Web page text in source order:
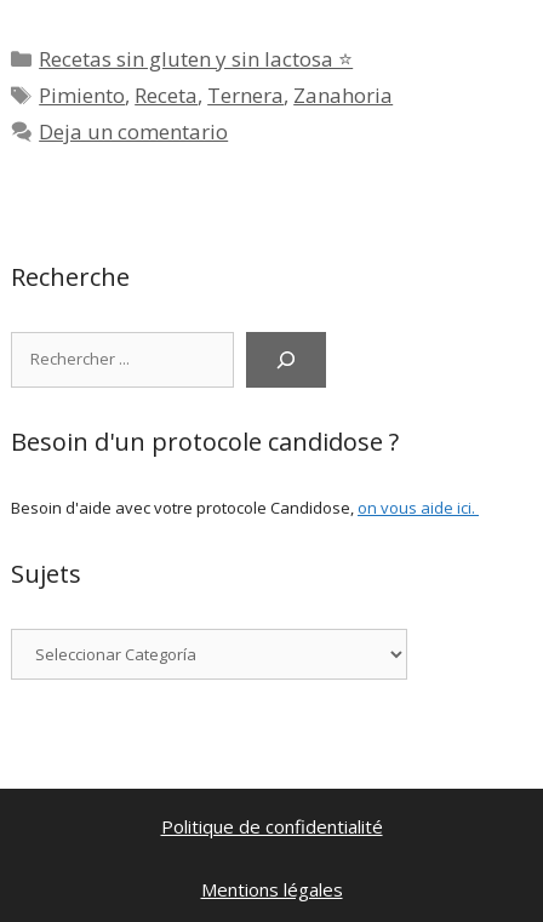
Categorías
Recetas sin gluten y sin lactosa ⭐
Etiquetas
Pimiento, Receta, Ternera, Zanahoria
Deja un comentario
Recherche
Besoin d'un protocole candidose ?
Besoin d'aide avec votre protocole Candidose, on vous aide ici.
Sujets
Politique de confidentialité
Mentions légales